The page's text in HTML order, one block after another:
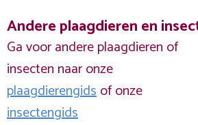
Andere plaagdieren en
Ga voor andere plaagdieren of
insecten naar onze
plaagdierengidsof onze
insectengids